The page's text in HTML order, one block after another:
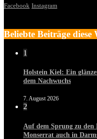
Facebook Instagram
Beliebte Beiträge diese
1
Holstein Kiel: Ein
dem Nachwuchs
7. August 2026
2
Auf dem Sprung zu
Monserrat auch in